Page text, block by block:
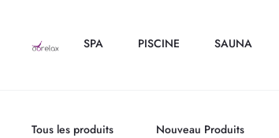
SPA PISCINE SAUNA
Tous les produits Nouveau Produits